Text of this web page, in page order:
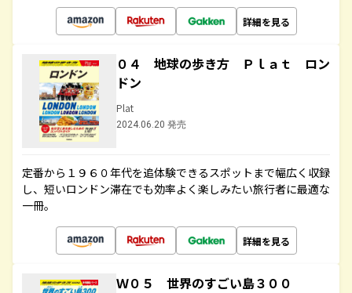
詳細を見る
０４ 地球の歩き方 Ｐｌａｔ ロン
ドン
Plat
2024.06.20 発売
定番から１９６０年代を追体験できるスポットまで幅広く収録
し、短いロンドン滞在でも効率よく楽しみたい旅行者に最適な
一冊。
詳細を見る
Ｗ０５ 世界のすごい島３００